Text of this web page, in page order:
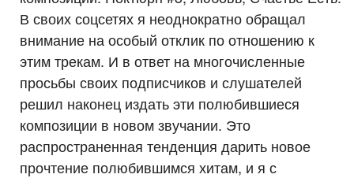
В своих соцсетях я неоднократно обращал
внимание на особый отклик по отношению к
этим трекам. И в ответ на многочисленные
просьбы своих подписчиков и слушателей
решил наконец издать эти полюбившиеся
композиции в новом звучании. Это
распространенная тенденция дарить новое
прочтение полюбившимся хитам, и я с